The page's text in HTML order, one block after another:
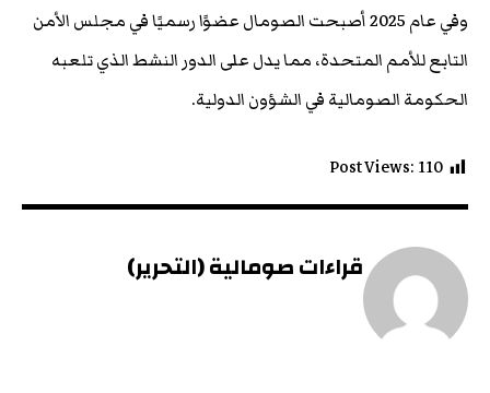
وفي عام 2025 أصبحت الصومال عضوًا رسميًا في مجلس الأمن
التابع للأمم المتحدة، مما يدل على الدور النشط الذي تلعبه
الحكومة الصومالية في الشؤون الدولية.
Post Views: 110
قراءات صومالية (التحرير)